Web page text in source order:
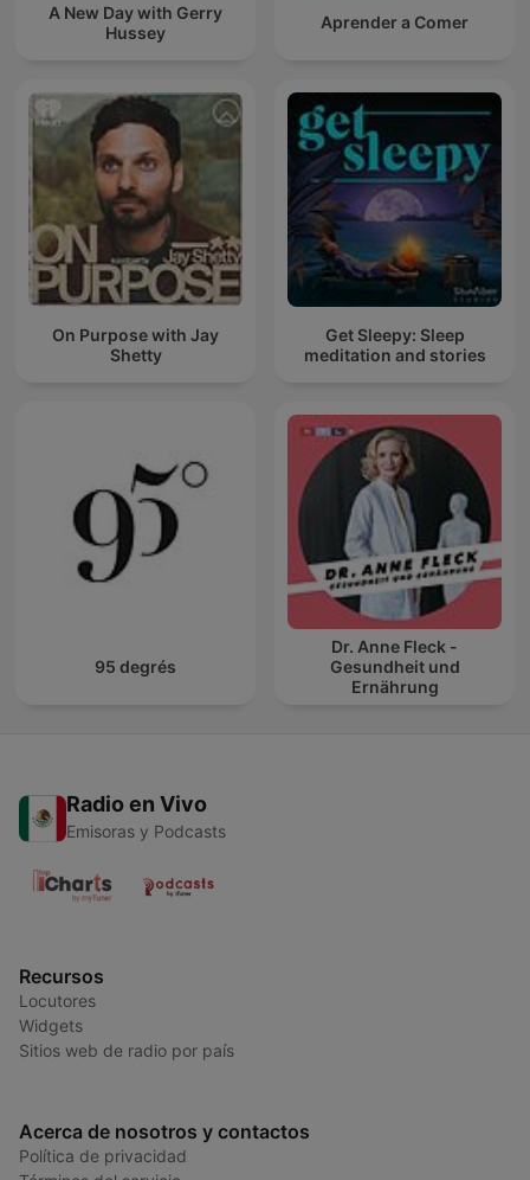
A New Day with Gerry
Hussey
Aprender a Comer
On Purpose with Jay
Shetty
Get Sleepy: Sleep
meditation and stories
95 degrés
Dr. Anne Fleck -
Gesundheit und
Ernährung
Radio en Vivo
Emisoras y Podcasts
Recursos
Locutores
Widgets
Sitios web de radio por país
Acerca de nosotros y contactos
Política de privacidad